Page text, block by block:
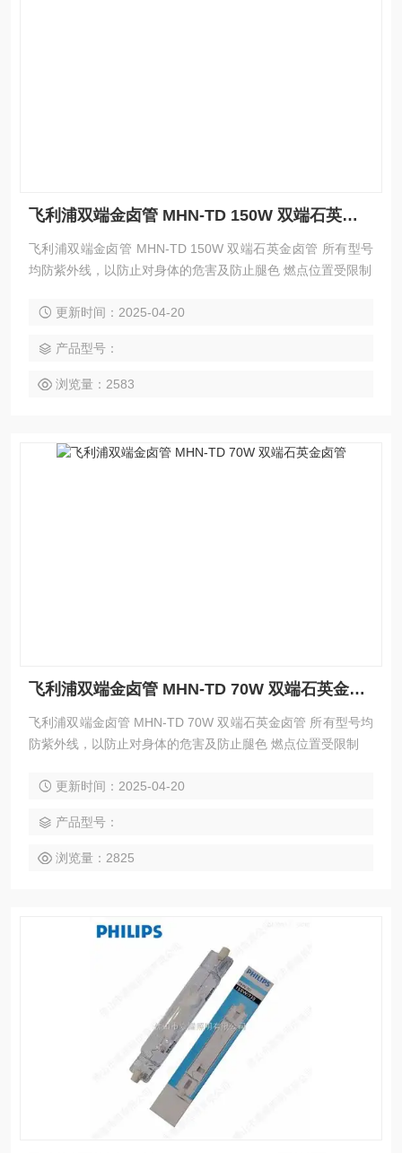
飞利浦双端金卤管 MHN-TD 150W 双端石英金卤管
飞利浦双端金卤管 MHN-TD 150W 双端石英金卤管 所有型号
均防紫外线，以防止对身体的危害及防止腿色 燃点位置受限制
更新时间：2025-04-20
产品型号：
浏览量：2583
飞利浦双端金卤管 MHN-TD 70W 双端石英金卤管
飞利浦双端金卤管 MHN-TD 70W 双端石英金卤管 所有型号均
防紫外线，以防止对身体的危害及防止腿色 燃点位置受限制
更新时间：2025-04-20
产品型号：
浏览量：2825